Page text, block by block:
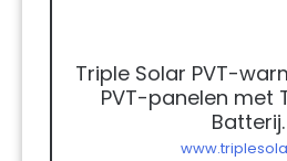
Triple Solar PVT-
PVT-panelen met
Batterij.